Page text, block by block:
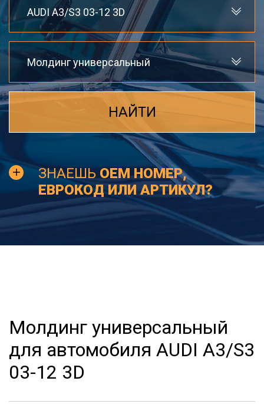
AUDI A3/S3 03-12 3D
Молдинг универсальный
НАЙТИ
ЗНАЕШЬ OEM НОМЕР,
ЕВРОКОД ИЛИ АРТИКУЛ?
Молдинг универсальный
для автомобиля AUDI A3/S3
03-12 3D